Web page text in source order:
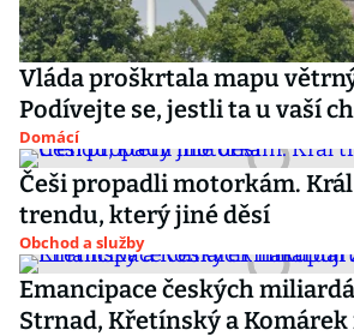
Vláda proškrtala mapu
Podívejte se, jestli ta u vaší
Domácí
Češi propadli motorkám.
trendu, který jiné děsí
Obchod a služby
Emancipace českých
Strnad, Křetínský a